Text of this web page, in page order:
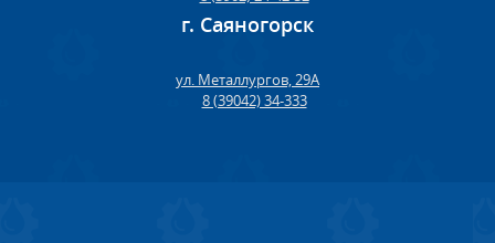
г. Саяногорск
ул. Металлургов, 29А
8 (39042) 34-333